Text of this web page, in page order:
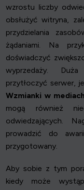
wzrostu liczby
obsłużyć witryna,
przydzielania
żądaniami. Na
doświadczyć
wyprzedaży.
przytłoczyć serwer,
Wzmianki w
mogą również
odwiedzających.
prowadzić do
przygotowany.
Aby sobie z tym
kiedy może